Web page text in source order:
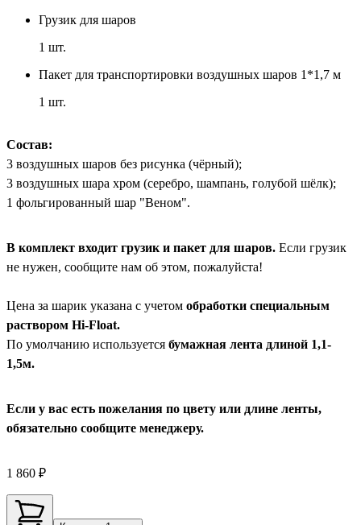
Грузик для шаров
1 шт.
Пакет для транспортировки воздушных шаров 1*1,7 м
1 шт.
Состав:
3 воздушных шаров без рисунка (чёрный);
3 воздушных шара хром (серебро, шампань, голубой шёлк);
1 фольгированный шар "Веном".
В комплект входит грузик и пакет для шаров. Если грузик
не нужен, сообщите нам об этом, пожалуйста!
Цена за шарик указана с учетом обработки специальным
раствором Hi-Float.
По умолчанию используется бумажная лента длиной 1,1-
1,5м.
Если у вас есть пожелания по цвету или длине ленты,
обязательно сообщите менеджеру.
1 860 ₽